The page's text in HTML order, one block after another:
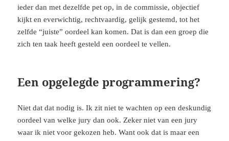
ieder dan met dezelfde pet op, in de commissie, objectief
kijkt en everwichtig, rechtvaardig, gelijk gestemd, tot het
zelfde “juiste” oordeel kan komen. Dat is dan een groep die
zich ten taak heeft gesteld een oordeel te vellen.
Een opgelegde programmering?
Niet dat dat nodig is. Ik zit niet te wachten op een deskundig
oordeel van welke jury dan ook. Zeker niet van een jury
waar ik niet voor gekozen heb. Want ook dat is maar een